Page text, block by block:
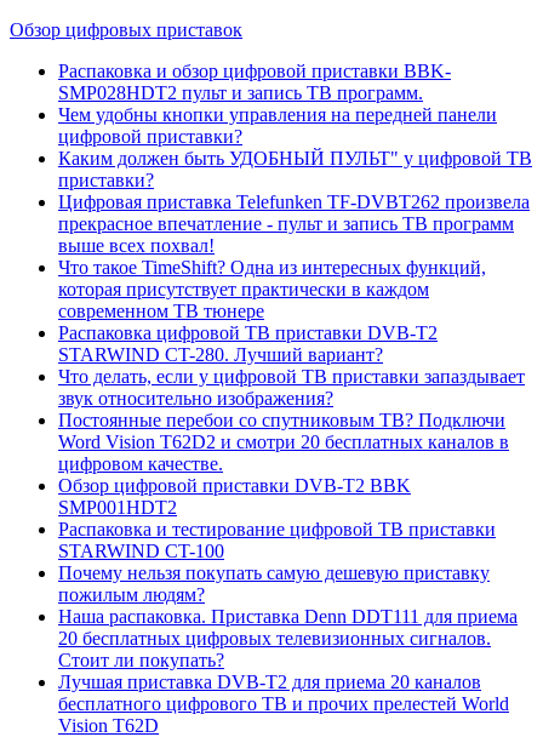
Обзор цифровых приставок
Распаковка и обзор цифровой приставки BBK-
SMP028HDT2 пульт и запись ТВ программ.
Чем удобны кнопки управления на передней панели
цифровой приставки?
Каким должен быть УДОБНЫЙ ПУЛЬТ" у цифровой ТВ
приставки?
Цифровая приставка Telefunken TF-DVBT262 произвела
прекрасное впечатление - пульт и запись ТВ программ
выше всех похвал!
Что такое TimeShift? Одна из интересных функций,
которая присутствует практически в каждом
современном ТВ тюнере
Распаковка цифровой ТВ приставки DVB-T2
STARWIND CT-280. Лучший вариант?
Что делать, если у цифровой ТВ приставки запаздывает
звук относительно изображения?
Постоянные перебои со спутниковым ТВ? Подключи
Word Vision T62D2 и смотри 20 бесплатных каналов в
цифровом качестве.
Обзор цифровой приставки DVB-T2 BBK
SMP001HDT2
Распаковка и тестирование цифровой ТВ приставки
STARWIND CT-100
Почему нельзя покупать самую дешевую приставку
пожилым людям?
Наша распаковка. Приставка Denn DDT111 для приема
20 бесплатных цифровых телевизионных сигналов.
Стоит ли покупать?
Лучшая приставка DVB-T2 для приема 20 каналов
бесплатного цифрового ТВ и прочих прелестей World
Vision T62D